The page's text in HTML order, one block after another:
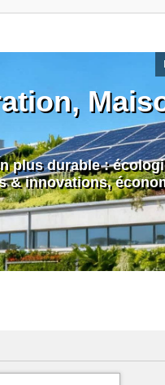
plus durable :
& innovations,